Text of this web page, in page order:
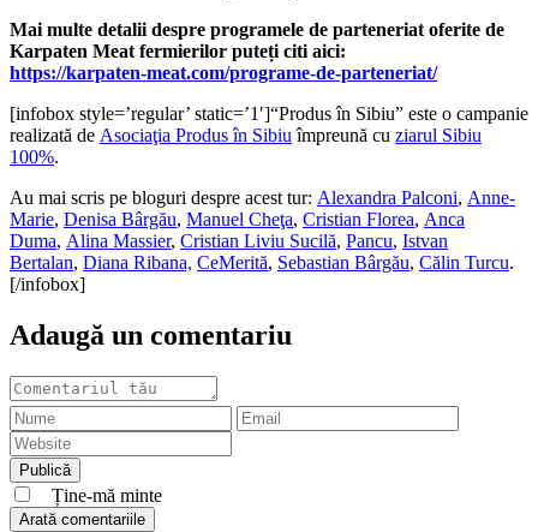
Mai multe detalii despre programele de parteneriat oferite de
Karpaten Meat fermierilor puteți citi aici:
https://karpaten-meat.com/programe-de-parteneriat/
[infobox style=’regular’ static=’1′]“Produs în Sibiu” este o campanie
realizată de Asociaţia Produs în Sibiu împreună cu ziarul Sibiu
100%.
Au mai scris pe bloguri despre acest tur: Alexandra Palconi, Anne-
Marie, Denisa Bârgău, Manuel Cheţa, Cristian Florea, Anca
Duma, Alina Massier, Cristian Liviu Sucilă, Pancu, Istvan
Bertalan, Diana Ribana, CeMerită, Sebastian Bârgău, Călin Turcu.
[/infobox]
Adaugă un comentariu
Ține-mă minte
Arată comentariile